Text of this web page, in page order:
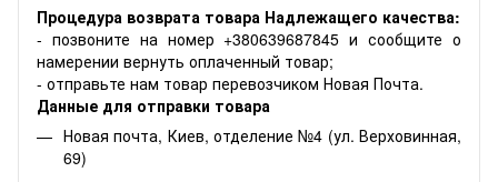
Процедура возврата товара Надлежащего качества:
- позвоните на номер +380639687845 и сообщите о
намерении вернуть оплаченный товар;
- отправьте нам товар перевозчиком Новая Почта.
Данные для отправки товара
Новая почта, Киев, отделение №4 (ул. Верховинная,
69)